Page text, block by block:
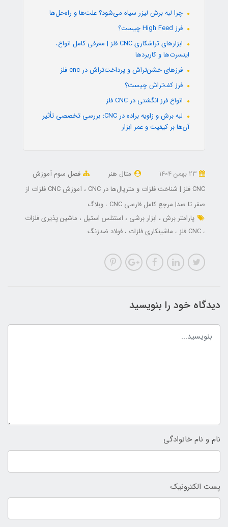
چرا لبه برش لیزر سیاه می‌شود؟ علت‌ها و راه‌حل‌ها
فرز High Feed چیست؟
ابزارهای تراشکاری CNC فلز | معرفی کامل انواع،
اینسرت‌ها و کاربردها
فرزهای خشن‌تراش و پرداخت‌تراش در cnc فلز
فرز کف‌تراش چیست؟
انواع فرز انگشتی در CNC فلز
لبه برش و زاویه براده در CNC؛ بررسی تخصصی تأثیر
آن‌ها بر کیفیت و عمر ابزار
متال هنر
فصل سوم آموزش
CNC فلز | شناخت فلزات و متریال‌ها در CNC
آموزش CNC فلزات از
صفر تا صد| مرجع کامل فارسی CNC
وبلاگ
پارامتر برش
ابزار برشی استنلس استیل
ماشین پذیری فلزات
CNC فلز
ماشینکاری فلزات فولاد ضدزنگ
دیدگاه خود را بنویسید
نام و نام خانوادگی
پست الکترونیک